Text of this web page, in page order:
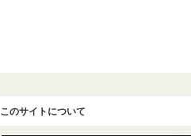
このサイトについて